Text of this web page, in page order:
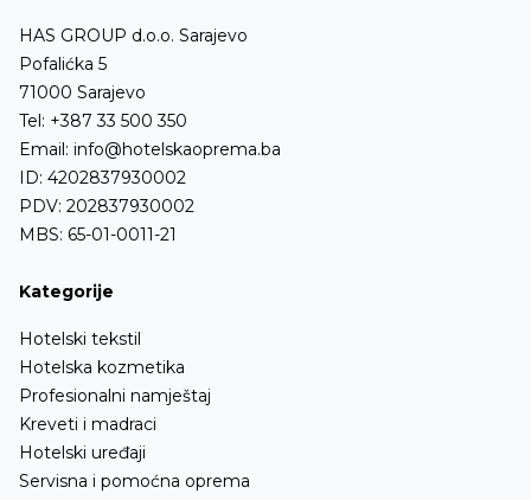
HAS GROUP d.o.o. Sarajevo
Pofalićka 5
71000 Sarajevo
Tel: +387 33 500 350
Email: info@hotelskaoprema.ba
ID: 4202837930002
PDV: 202837930002
MBS: 65-01-0011-21
Kategorije
Hotelski tekstil
Hotelska kozmetika
Profesionalni namještaj
Kreveti i madraci
Hotelski uređaji
Servisna i pomoćna oprema